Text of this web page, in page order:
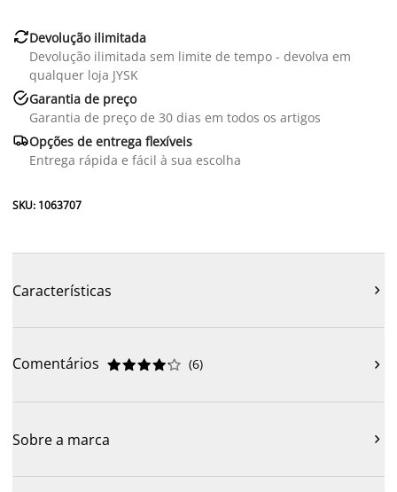
Devolução ilimitada
Devolução ilimitada sem limite de tempo - devolva em
qualquer loja JYSK
Garantia de preço
Garantia de preço de 30 dias em todos os artigos
Opções de entrega flexíveis
Entrega rápida e fácil à sua escolha
SKU: 1063707
Características 
Comentários 




 (6) 
Sobre a marca 